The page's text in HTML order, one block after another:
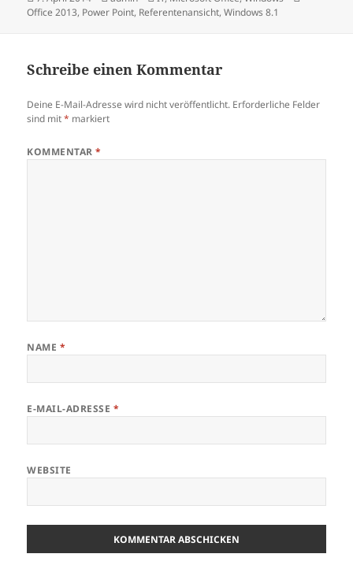
am
Office 2013, Power Point, Referentenansicht,Windows 8.1
Schreibe einen Kommentar
Deine E-Mail-Adresse wird nicht veröffentlicht. Erforderliche Felder
sind mit* markiert
KOMMENTAR*
NAME *
E-MAIL-ADRESSE *
WEBSITE